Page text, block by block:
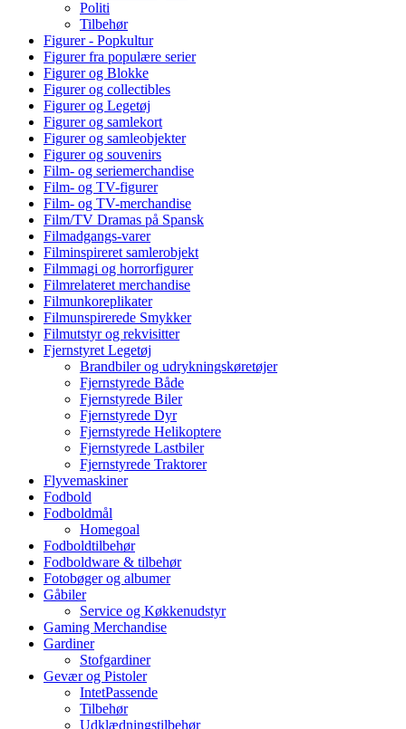
Politi
Tilbehør
Figurer - Popkultur
Figurer fra populære serier
Figurer og Blokke
Figurer og collectibles
Figurer og Legetøj
Figurer og samlekort
Figurer og samleobjekter
Figurer og souvenirs
Film- og seriemerchandise
Film- og TV-figurer
Film- og TV-merchandise
Film/TV Dramas på Spansk
Filmadgangs-varer
Filminspireret samlerobjekt
Filmmagi og horrorfigurer
Filmrelateret merchandise
Filmunkoreplikater
Filmunspirerede Smykker
Filmutstyr og rekvisitter
Fjernstyret Legetøj
Brandbiler og udrykningskøretøjer
Fjernstyrede Både
Fjernstyrede Biler
Fjernstyrede Dyr
Fjernstyrede Helikoptere
Fjernstyrede Lastbiler
Fjernstyrede Traktorer
Flyvemaskiner
Fodbold
Fodboldmål
Homegoal
Fodboldtilbehør
Fodboldware & tilbehør
Fotobøger og albumer
Gåbiler
Service og Køkkenudstyr
Gaming Merchandise
Gardiner
Stofgardiner
Gevær og Pistoler
IntetPassende
Tilbehør
Udklædningstilbehør